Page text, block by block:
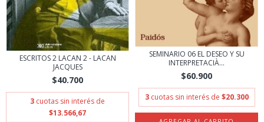
ESCRITOS 2 LACAN 2 - LACAN
JACQUES
$40.700
3 cuotas sin interés de
$13.566,67
SEMINARIO 06 EL DESEO Y SU
INTERPRETACIÀ...
$60.900
3 cuotas sin interés de $20.300